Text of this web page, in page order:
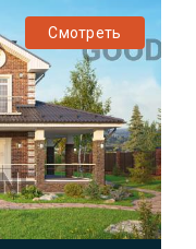
Смотреть